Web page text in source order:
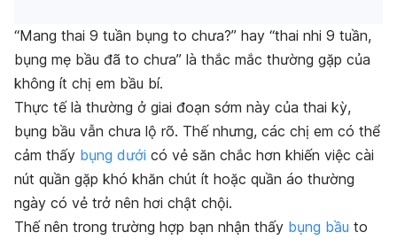
“Mang thai 9 tuần bụng to chưa?” hay “thai nhi 9 tuần,
bụng mẹ bầu đã to chưa” là thắc mắc thường gặp của
không ít chị em bầu bí.
Thực tế là thường ở giai đoạn sớm này của thai kỳ,
bụng bầu vẫn chưa lộ rõ. Thế nhưng, các chị em có thể
cảm thấy bụng dưới có vẻ săn chắc hơn khiến việc cài
nút quần gặp khó khăn chút ít hoặc quần áo thường
ngày có vẻ trở nên hơi chật chội.
Thế nên trong trường hợp bạn nhận thấy bụng bầu to